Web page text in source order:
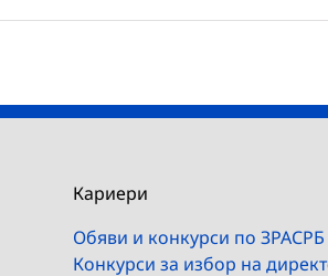
Кариери
Обяви и конкурси по ЗРАСРБ
Конкурси за избор на